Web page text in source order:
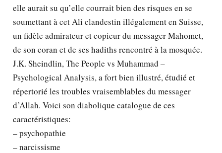
elle aurait su qu’elle courrait bien des risques en se
soumettant à cet Ali clandestin illégalement en Suisse,
un fidèle admirateur et copieur du messager Mahomet,
de son coran et de ses hadiths rencontré à la mosquée.
J.K. Sheindlin, The People vs Muhammad –
Psychological Analysis, a fort bien illustré, étudié et
répertorié les troubles vraisemblables du messager
d’Allah. Voici son diabolique catalogue de ces
caractéristiques:
– psychopathie
– narcissisme